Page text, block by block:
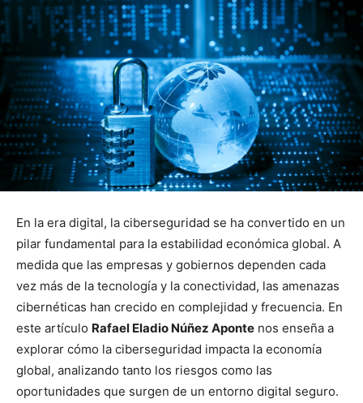
En la era digital, la ciberseguridad se ha convertido en un
pilar fundamental para la estabilidad económica global. A
medida que las empresas y gobiernos dependen cada
vez más de la tecnología y la conectividad, las amenazas
cibernéticas han crecido en complejidad y frecuencia. En
este artículo Rafael Eladio Núñez Aponte nos enseña a
explorar cómo la ciberseguridad impacta la economía
global, analizando tanto los riesgos como las
oportunidades que surgen de un entorno digital seguro.